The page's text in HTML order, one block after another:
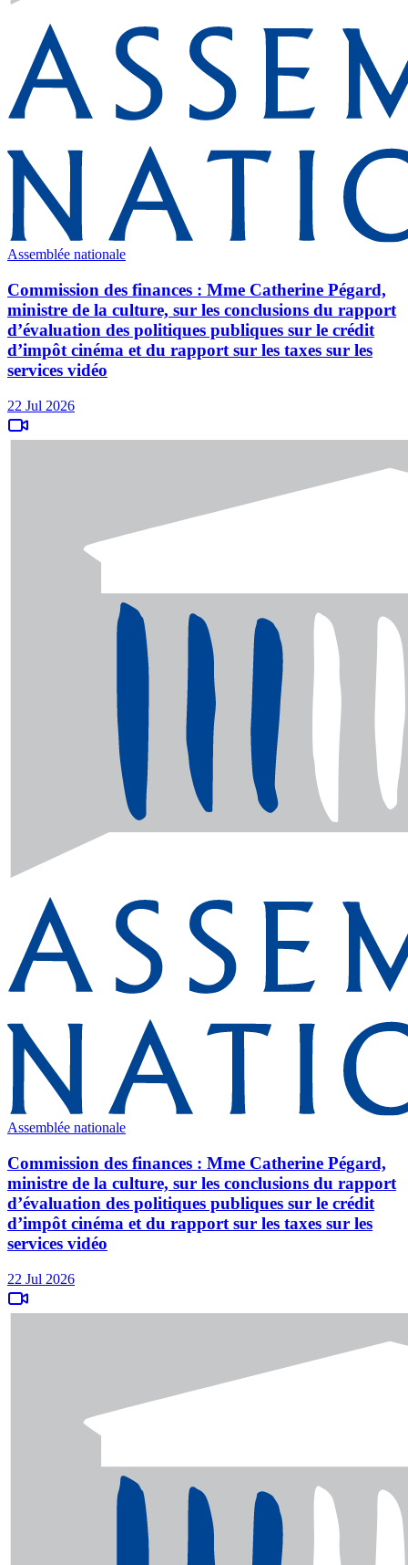
Assemblée nationale
Commission des finances : Mme Catherine Pégard,
ministre de la culture, sur les conclusions du rapport
d’évaluation des politiques publiques sur le crédit
d’impôt cinéma et du rapport sur les taxes sur les
services vidéo
22 Jul 2026
Assemblée nationale
Commission des finances : Mme Catherine Pégard,
ministre de la culture, sur les conclusions du rapport
d’évaluation des politiques publiques sur le crédit
d’impôt cinéma et du rapport sur les taxes sur les
services vidéo
22 Jul 2026